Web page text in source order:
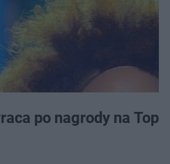
po nagrody na Top